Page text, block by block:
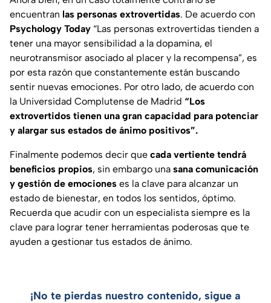
encuentran las personas extrovertidas. De acuerdo con
Psychology Today “Las personas extrovertidas tienden a
tener una mayor sensibilidad a la dopamina, el
neurotransmisor asociado al placer y la recompensa”, es
por esta razón que constantemente están buscando
sentir nuevas emociones. Por otro lado, de acuerdo con
la Universidad Complutense de Madrid “Los
extrovertidos tienen una gran capacidad para potenciar
y alargar sus estados de ánimo positivos”.
Finalmente podemos decir que cada vertiente tendrá
beneficios propios, sin embargo una sana comunicación
y gestión de emociones es la clave para alcanzar un
estado de bienestar, en todos los sentidos, óptimo.
Recuerda que acudir con un especialista siempre es la
clave para lograr tener herramientas poderosas que te
ayuden a gestionar tus estados de ánimo.
¡No te pierdas nuestro contenido, sigue a